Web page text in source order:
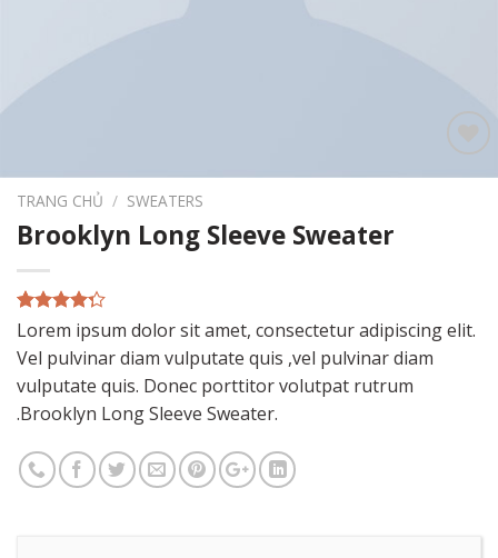
Add to
TRANG CHỦ / SWEATERS
Brooklyn Long Sleeve Sweater
4.00trên
trên
3
đánh
giá
Lorem ipsum dolor sit amet, consectetur adipiscing elit.
Vel pulvinar diam vulputate quis ,vel pulvinar diam
vulputate quis. Donec porttitor volutpat rutrum
.Brooklyn Long Sleeve Sweater.